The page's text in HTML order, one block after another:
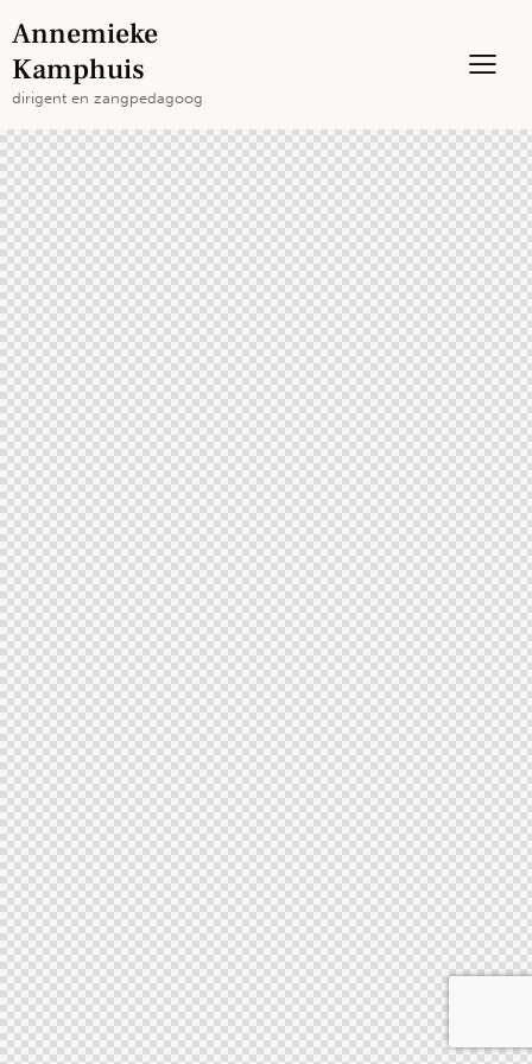
Annemieke
Kamphuis
dirigent en zangpedagoog